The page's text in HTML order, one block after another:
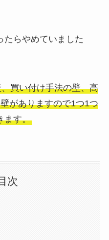
たらやめていました
買い付け手法の壁、高
がありますので1つ1つ
ます。
次